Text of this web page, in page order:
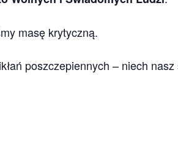
masę krytyczną.
poszczepiennych – niech